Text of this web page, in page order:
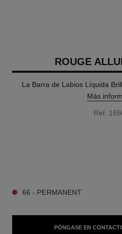
ROUGE
La Barra de Labios Líquida
Más
Ref.
66 - PERMANENT
PÓNGASE EN